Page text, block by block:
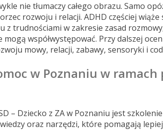
nie tłumaczy całego obrazu. Samo
rozwoju i relacji. ADHD częściej
z trudnościami w zakresie zasad
współwystępować. Przy dalszej
mowy, relacji, zabawy, sensoryki i
w Poznaniu w
– Dziecko z ZA w Poznaniu jest
oraz narzędzi, które pomagają